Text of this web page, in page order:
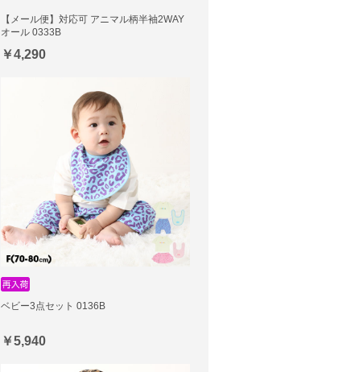
【メール便】対応可 アニマル柄半袖2WAY
オール 0333B
￥4,290
ベビー3点セット 0136B
￥5,940